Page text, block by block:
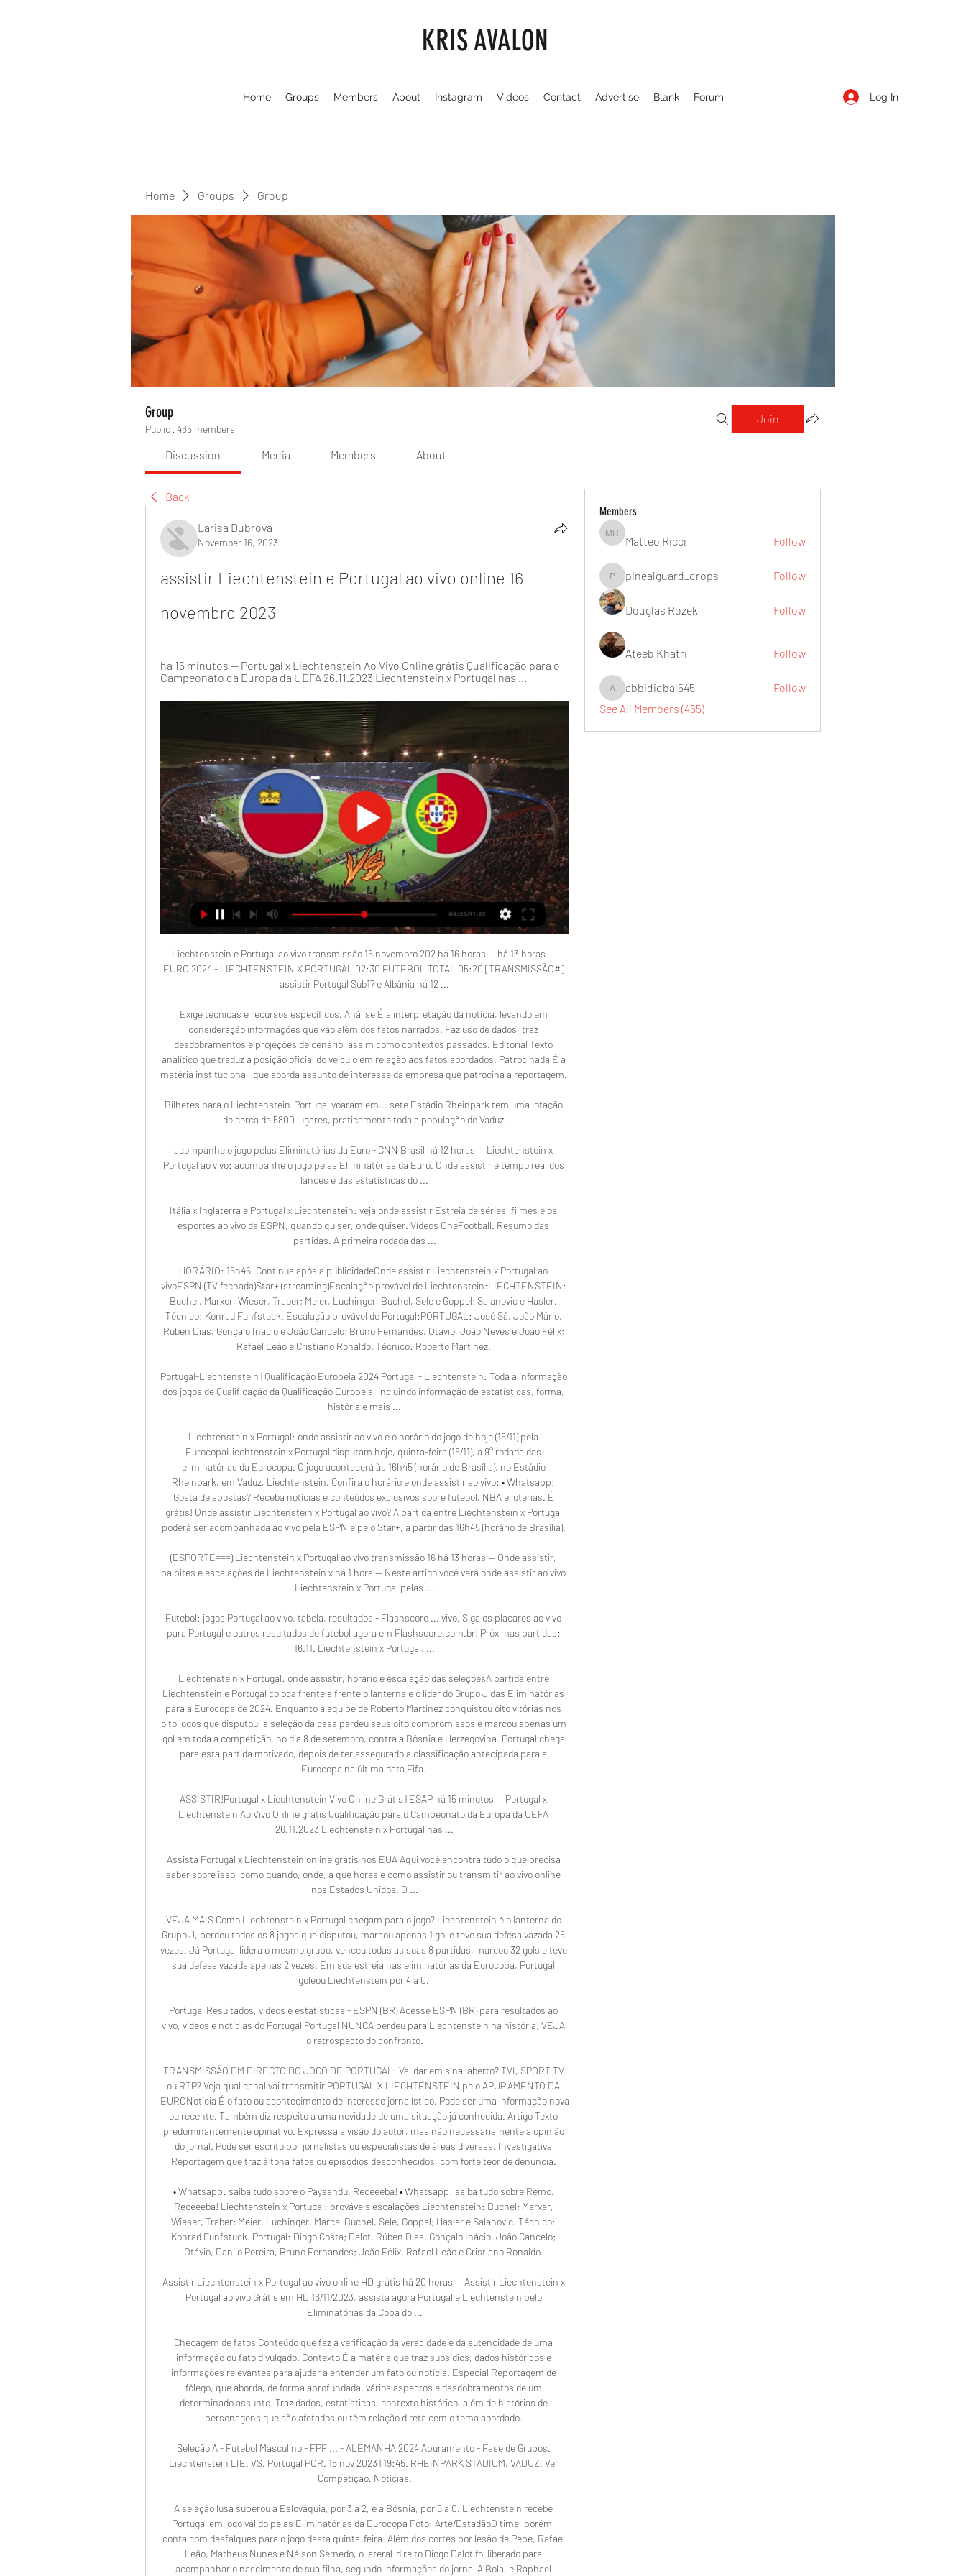
KRIS AVALON
Home Groups Members About Instagram Videos Contact Advertise Blank Forum Log In
Home Groups Group
Group
Public · 465 members
Join
Discussion Media Members About
Back
Larisa Dubrova
November 16, 2023
assistir Liechtenstein e Portugal ao vivo online 16
novembro 2023
há 15 minutos — Portugal x Liechtenstein Ao Vivo Online grátis Qualificação para o
Campeonato da Europa da UEFA 26.11.2023 Liechtenstein x Portugal nas ...
Liechtenstein e Portugal ao vivo transmissão 16 novembro 202 há 16 horas — há 13 horas —
EURO 2024 - LIECHTENSTEIN X PORTUGAL 02:30 FUTEBOL TOTAL 05:20 [TRANSMISSÃO#]
assistir Portugal Sub17 e Albânia há 12 ...
Exige técnicas e recursos específicos. Análise É a interpretação da notícia, levando em
consideração informações que vão além dos fatos narrados. Faz uso de dados, traz
desdobramentos e projeções de cenário, assim como contextos passados. Editorial Texto
analítico que traduz a posição oficial do veículo em relação aos fatos abordados. Patrocinada É a
matéria institucional, que aborda assunto de interesse da empresa que patrocina a reportagem.
Bilhetes para o Liechtenstein-Portugal voaram em... sete Estádio Rheinpark tem uma lotação
de cerca de 5800 lugares, praticamente toda a população de Vaduz.
acompanhe o jogo pelas Eliminatórias da Euro - CNN Brasil há 12 horas — Liechtenstein x
Portugal ao vivo: acompanhe o jogo pelas Eliminatórias da Euro. Onde assistir e tempo real dos
lances e das estatísticas do ...
Itália x Inglaterra e Portugal x Liechtenstein: veja onde assistir Estreia de séries, filmes e os
esportes ao vivo da ESPN, quando quiser, onde quiser. Vídeos OneFootball. Resumo das
partidas. A primeira rodada das ...
HORÁRIO: 16h45. Continua após a publicidadeOnde assistir Liechtenstein x Portugal ao
vivoESPN (TV fechada)Star+ (streaming)Escalação provável de Liechtenstein:LIECHTENSTEIN:
Buchel, Marxer, Wieser, Traber; Meier, Luchinger, Buchel, Sele e Goppel; Salanovic e Hasler.
Técnico: Konrad Funfstuck. Escalação provável de Portugal:PORTUGAL: José Sá, João Mário,
Ruben Dias, Gonçalo Inacio e João Cancelo; Bruno Fernandes, Otavio, João Neves e João Félix;
Rafael Leão e Cristiano Ronaldo. Técnico: Roberto Martinez.
Portugal-Liechtenstein | Qualificação Europeia 2024 Portugal - Liechtenstein: Toda a informação
dos jogos de Qualificação da Qualificação Europeia, incluindo informação de estatísticas, forma,
história e mais ...
Liechtenstein x Portugal: onde assistir ao vivo e o horário do jogo de hoje (16/11) pela
EurocopaLiechtenstein x Portugal disputam hoje, quinta-feira (16/11), a 9° rodada das
eliminatórias da Eurocopa. O jogo acontecerá às 16h45 (horário de Brasília), no Estádio
Rheinpark, em Vaduz, Liechtenstein. Confira o horário e onde assistir ao vivo: • Whatsapp:
Gosta de apostas? Receba notícias e conteúdos exclusivos sobre futebol, NBA e loterias. É
grátis! Onde assistir Liechtenstein x Portugal ao vivo? A partida entre Liechtenstein x Portugal​
poderá ser acompanhada ao vivo pela ESPN e pelo Star+, a partir das 16h45 (horário de Brasília).
(ESPORTE===) Liechtenstein x Portugal ao vivo transmissão 16 há 13 horas — Onde assistir,
palpites e escalações de Liechtenstein x há 1 hora — Neste artigo você verá onde assistir ao vivo
Liechtenstein x Portugal pelas ...
Futebol: jogos Portugal ao vivo, tabela, resultados - Flashscore ... vivo. Siga os placares ao vivo
para Portugal e outros resultados de futebol agora em Flashscore.com.br! Próximas partidas:
16.11. Liechtenstein x Portugal, ...
Liechtenstein x Portugal: onde assistir, horário e escalação das seleçõesA partida entre
Liechtenstein e Portugal coloca frente a frente o lanterna e o líder do Grupo J das Eliminatórias
para a Eurocopa de 2024. Enquanto a equipe de Roberto Martinez conquistou oito vitórias nos
oito jogos que disputou, a seleção da casa perdeu seus oito compromissos e marcou apenas um
gol em toda a competição, no dia 8 de setembro, contra a Bósnia e Herzegovina. Portugal chega
para esta partida motivado, depois de ter assegurado a classificação antecipada para a
Eurocopa na última data Fifa.
ASSISTIR!Portugal​ x Liechtenstein Vivo Online Grátis | ESAP há 15 minutos — Portugal x
Liechtenstein Ao Vivo Online grátis Qualificação para o Campeonato da Europa da UEFA
26.11.2023 Liechtenstein x Portugal nas ...
Assista Portugal x Liechtenstein online grátis nos EUA Aqui você encontra tudo o que precisa
saber sobre isso, como quando, onde, a que horas e como assistir ou transmitir ao vivo online
nos Estados Unidos. O ...
VEJA MAIS Como Liechtenstein x Portugal chegam para o jogo? Liechtenstein é o lanterna do
Grupo J, perdeu todos os 8 jogos que disputou, marcou apenas 1 gol e teve sua defesa vazada 25
vezes. Já Portugal lidera o mesmo grupo, venceu todas as suas 8 partidas, marcou 32 gols e teve
sua defesa vazada apenas 2 vezes. Em sua estreia nas eliminatórias da Eurocopa, Portugal
goleou Liechtenstein por 4 a 0.
Portugal Resultados, vídeos e estatísticas - ESPN (BR) Acesse ESPN (BR) para resultados ao
vivo, vídeos e notícias do Portugal Portugal NUNCA perdeu para Liechtenstein na história; VEJA
o retrospecto do confronto.
TRANSMISSÃO EM DIRECTO DO JOGO DE PORTUGAL: Vai dar em sinal aberto? TVI, SPORT TV
ou RTP? Veja qual canal vai transmitir PORTUGAL X LIECHTENSTEIN pelo APURAMENTO DA
EURONotícia É o fato ou acontecimento de interesse jornalístico. Pode ser uma informação nova
ou recente. Também diz respeito a uma novidade de uma situação já conhecida. Artigo Texto
predominantemente opinativo. Expressa a visão do autor, mas não necessariamente a opinião
do jornal. Pode ser escrito por jornalistas ou especialistas de áreas diversas. Investigativa
Reportagem que traz à tona fatos ou episódios desconhecidos, com forte teor de denúncia.
• Whatsapp: saiba tudo sobre o Paysandu. Recêêêba! • Whatsapp: saiba tudo sobre Remo.
Recêêêba! Liechtenstein x Portugal: prováveis escalações Liechtenstein: Buchel; Marxer,
Wieser, Traber; Meier, Luchinger, Marcel Buchel, Sele, Goppel; Hasler e Salanovic. Técnico:
Konrad Funfstuck. Portugal: Diogo Costa; Dalot, Rúben Dias, Gonçalo Inácio, João Cancelo;
Otávio, Danilo Pereira, Bruno Fernandes; João Félix, Rafael Leão e Cristiano Ronaldo.
Assistir Liechtenstein x Portugal ao vivo online HD grátis há 20 horas — Assistir Liechtenstein x
Portugal ao vivo Grátis em HD 16/11/2023, assista agora Portugal e Liechtenstein pelo
Eliminatórias da Copa do ...
Checagem de fatos Conteúdo que faz a verificação da veracidade e da autencidade de uma
informação ou fato divulgado. Contexto É a matéria que traz subsídios, dados históricos e
informações relevantes para ajudar a entender um fato ou notícia. Especial Reportagem de
fôlego, que aborda, de forma aprofundada, vários aspectos e desdobramentos de um
determinado assunto. Traz dados, estatísticas, contexto histórico, além de histórias de
personagens que são afetados ou têm relação direta com o tema abordado.
Seleção A - Futebol Masculino - FPF ... - ALEMANHA 2024 Apuramento - Fase de Grupos.
Liechtenstein LIE. VS. Portugal POR. 16 nov 2023 | 19:45. RHEINPARK STADIUM, VADUZ. Ver
Competição. Notícias.
A seleção lusa superou a Eslováquia, por 3 a 2, e a Bósnia, por 5 a 0. Liechtenstein recebe
Portugal em jogo válido pelas Eliminatórias da Eurocopa Foto: Arte/EstadãoO time, porém,
conta com desfalques para o jogo desta quinta-feira. Além dos cortes por lesão de Pepe, Rafael
Leão, Matheus Nunes e Nélson Semedo, o lateral-direito Diogo Dalot foi liberado para
acompanhar o nascimento de sua filha, segundo informações do jornal A Bola, e Raphael
Members
Matteo Ricci
Matteo Ricci Follow
pinealguard_drops
pinealguard_drops Follow
Douglas Rozek Follow
Ateeb Khatri Follow
abbidiqbal545
abbidiqbal545
Follow
See All Members (465)